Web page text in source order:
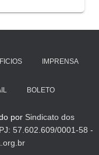
IMPRENSA
BOLETO
por Sindicato dos
57.602.609/0001-58 -